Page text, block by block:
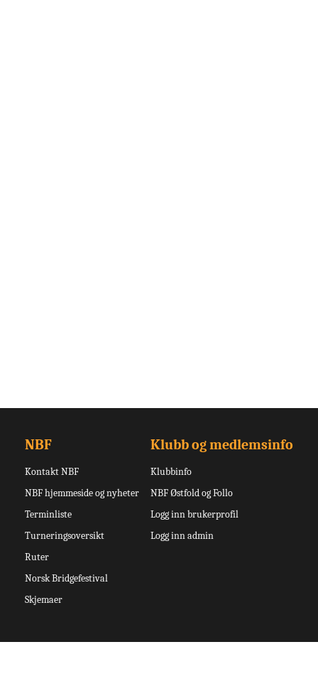
NBF
Kontakt NBF
NBF hjemmeside og nyheter
Terminliste
Turneringsoversikt
Ruter
Norsk Bridgefestival
Skjemaer
Klubb og medlemsinfo
Klubbinfo
NBF Østfold og Follo
Logg inn brukerprofil
Logg inn admin